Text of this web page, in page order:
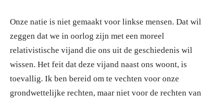
Onze natie is niet gemaakt voor linkse mensen. Dat wil
zeggen dat we in oorlog zijn met een moreel
relativistische vijand die ons uit de geschiedenis wil
wissen. Het feit dat deze vijand naast ons woont, is
toevallig. Ik ben bereid om te vechten voor onze
grondwettelijke rechten, maar niet voor de rechten van